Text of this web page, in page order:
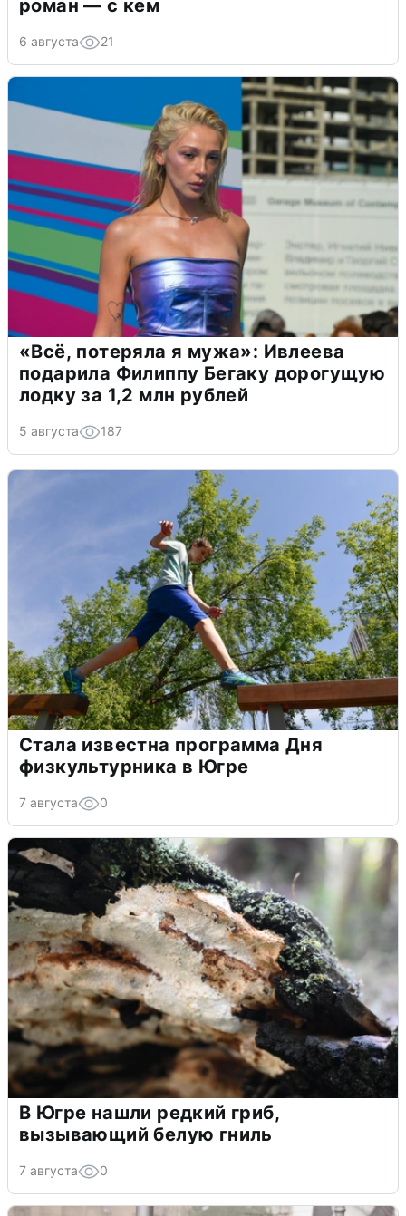
роман — с кем
6 августа 21
«Всё, потеряла я мужа»: Ивлеева
подарила Филиппу Бегаку дорогущую
лодку за 1,2 млн рублей
5 августа 187
Стала известна программа Дня
физкультурника в Югре
7 августа 0
В Югре нашли редкий гриб,
вызывающий белую гниль
7 августа 0